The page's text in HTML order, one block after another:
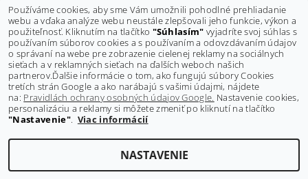
ĎALŠIE PRODUKTY
1 2 3 ... 6
76položiek celkom
Shoptet.sk
2026 ©GRAVITY-shop.sk, všetky práva vyhradenéUpraviť nastavenie cookies
Používáme cookies, aby sme Vám umožnili pohodlné prehliadanie
webu a vďaka analýze webu neustále zlepšovali jeho funkcie, výkon a
použiteľnosť. Kliknutím na tlačítko "Súhlasím" vyjadríte svoj súhlas s
používaním súborov cookies a s používaním a odovzdávaním údajov
o správaní na webe pre zobrazenie cielenej reklamy na sociálnych
sieťach a v reklamných sieťach na ďalších weboch našich
partnerov.Ďalšie informácie o tom, ako fungujú súbory Cookies
tretích strán Google a ako narábajú s vašimi údajmi, nájdete
na: Pravidlách ochrany osobných údajov Google. Nastavenie cookies,
personalizáciu a reklamy si môžete zmeniť po kliknutí na tlačítko
"Nastavenie". Viac informácií
NASTAVENIE